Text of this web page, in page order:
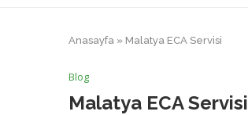
Anasayfa » Malatya ECA Servisi
Blog
Malatya ECA Servisi